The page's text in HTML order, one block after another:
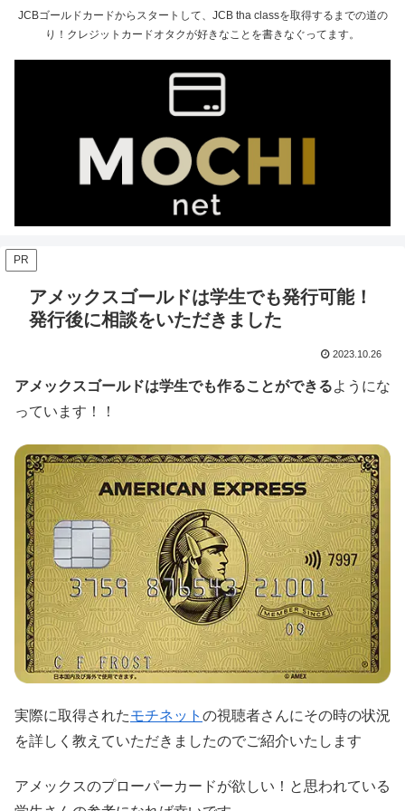
JCBゴールドカードからスタートして、JCB tha classを取得するまでの道の
り！クレジットカードオタクが好きなことを書きなぐってます。
PR
アメックスゴールドは学生でも発行可能！
発行後に相談をいただきました
2023.10.26
アメックスゴールドは学生でも作ることができるようにな
っています！！
実際に取得されたモチネット の視聴者さんにその時の状況
を詳しく教えていただきましたのでご紹介いたします
アメックスのプローパーカードが欲しい！と思われている